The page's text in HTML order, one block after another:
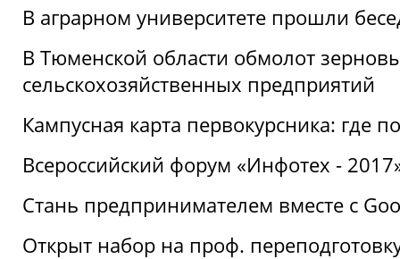
В аграрном университете прошли
В Тюменской области обмолот
сельскохозяйственных предприятий
Кампусная карта первокурсника: где
Всероссийский форум «Инфотех -
Стань предпринимателем вместе с
Открыт набор на проф.